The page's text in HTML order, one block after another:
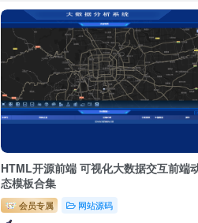
HTML开源前端 可视化大数据交互前端
态模板合集
会员专属 网站源码